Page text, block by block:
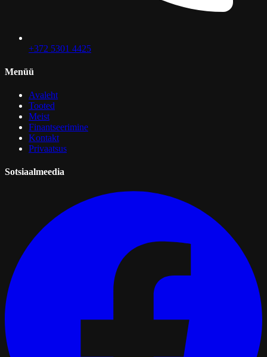
+372 5301 4425
Menüü
Avaleht
Tooted
Meist
Finantseerimine
Kontakt
Privaatsus
Sotsiaalmeedia